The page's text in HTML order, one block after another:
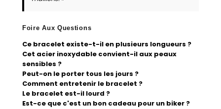
Foire Aux Questions
Ce bracelet existe-t-il en plusieurs longueurs ?
Cet acier inoxydable convient-il aux peaux
sensibles ?
Peut-on le porter tous les jours ?
Comment entretenir le bracelet ?
Le bracelet est-il lourd ?
Est-ce que c'est un bon cadeau pour un biker ?